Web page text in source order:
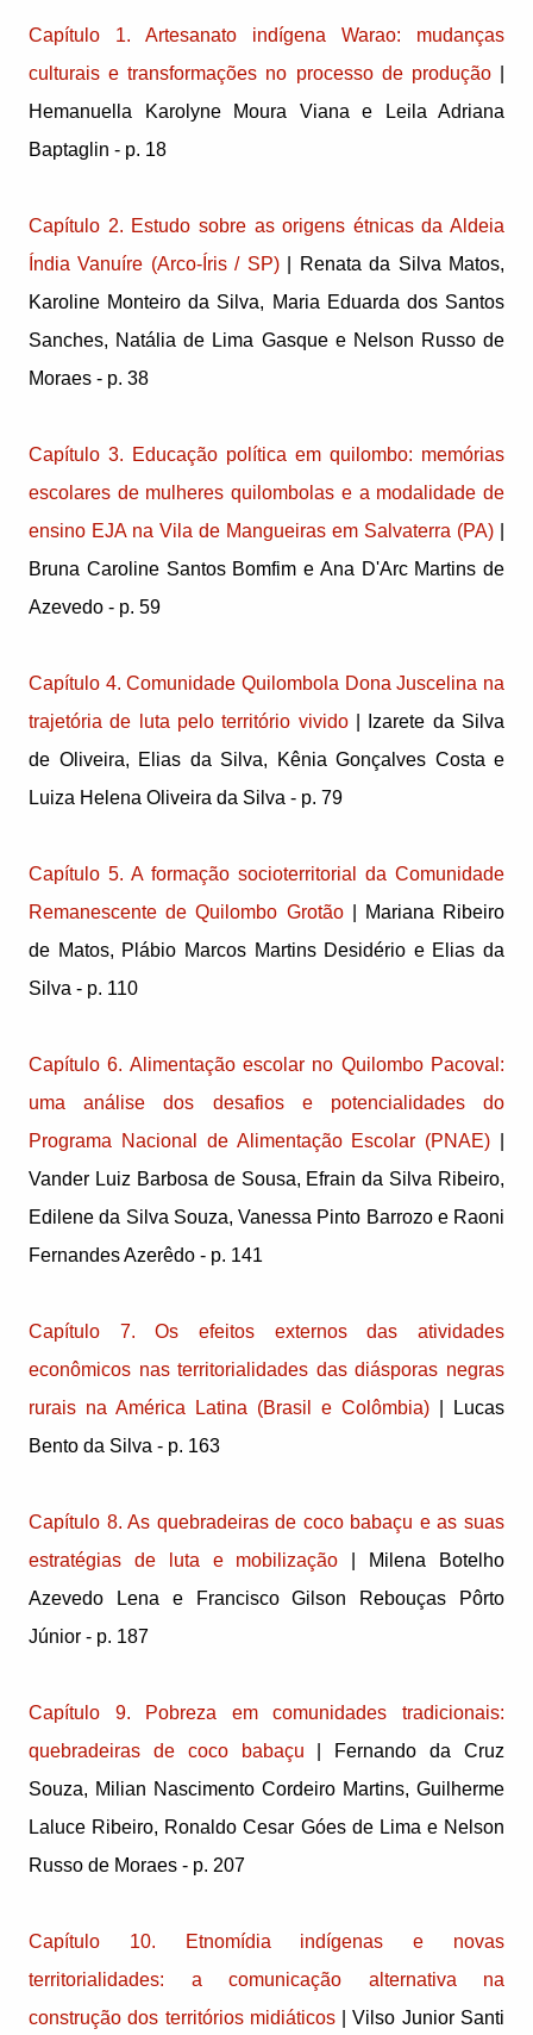
Capítulo 1. Artesanato indígena Warao: mudanças
culturais e transformações no processo de produção|
Hemanuella Karolyne Moura Viana e Leila Adriana
Baptaglin - p. 18
Capítulo 2. Estudo sobre as origens étnicas da Aldeia
Índia Vanuíre (Arco-Íris / SP)| Renata da Silva Matos,
Karoline Monteiro da Silva, Maria Eduarda dos Santos
Sanches, Natália de Lima Gasque e Nelson Russo de
Moraes - p. 38
Capítulo 3. Educação política em quilombo: memórias
escolares de mulheres quilombolas e a modalidade de
ensino EJA na Vila de Mangueiras em Salvaterra (PA)
Bruna Caroline Santos Bomfim e Ana D'Arc Martins de
Azevedo - p. 59
Capítulo 4. Comunidade Quilombola Dona Juscelina na
trajetória de luta pelo território vivido| Izarete da Silva
de Oliveira, Elias da Silva, Kênia Gonçalves Costa e
Luiza Helena Oliveira da Silva - p. 79
Capítulo 5. A formação socioterritorial da Comunidade
Remanescente de Quilombo Grotão| Mariana Ribeiro
de Matos, Plábio Marcos Martins Desidério e Elias da
Silva - p. 110
Capítulo 6. Alimentação escolar no Quilombo Pacoval:
uma análise dos desafios e potencialidades do
Programa Nacional de Alimentação Escolar (PNAE)
Vander Luiz Barbosa de Sousa, Efrain da Silva Ribeiro,
Edilene da Silva Souza, Vanessa Pinto Barrozo e Raoni
Fernandes Azerêdo - p. 141
Capítulo 7. Os efeitos externos das atividades
econômicos nas territorialidades das diásporas negras
rurais na América Latina (Brasil e Colômbia) | Lucas
Bento da Silva - p. 163
Capítulo 8. As quebradeiras de coco babaçu e as suas
estratégias de luta e mobilização | Milena Botelho
Azevedo Lena e Francisco Gilson Rebouças Pôrto
Júnior - p. 187
Capítulo 9. Pobreza em comunidades tradicionais:
quebradeiras de coco babaçu | Fernando da Cruz
Souza, Milian Nascimento Cordeiro Martins, Guilherme
Laluce Ribeiro, Ronaldo Cesar Góes de Lima e Nelson
Russo de Moraes - p. 207
Capítulo 10. Etnomídia indígenas e novas
territorialidades: a comunicação alternativa na
construção dos territórios midiáticos| Vilso Junior Santi